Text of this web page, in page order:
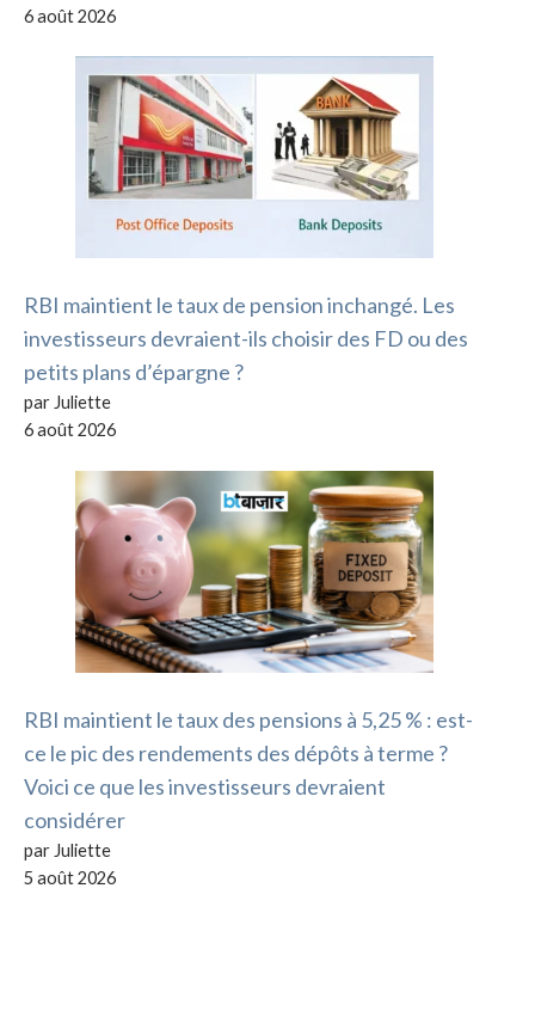
6 août 2026
RBI maintient le taux de pension inchangé. Les
investisseurs devraient-ils choisir des FD ou des
petits plans d’épargne ?
par Juliette
6 août 2026
RBI maintient le taux des pensions à 5,25 % : est-
ce le pic des rendements des dépôts à terme ?
Voici ce que les investisseurs devraient
considérer
par Juliette
5 août 2026